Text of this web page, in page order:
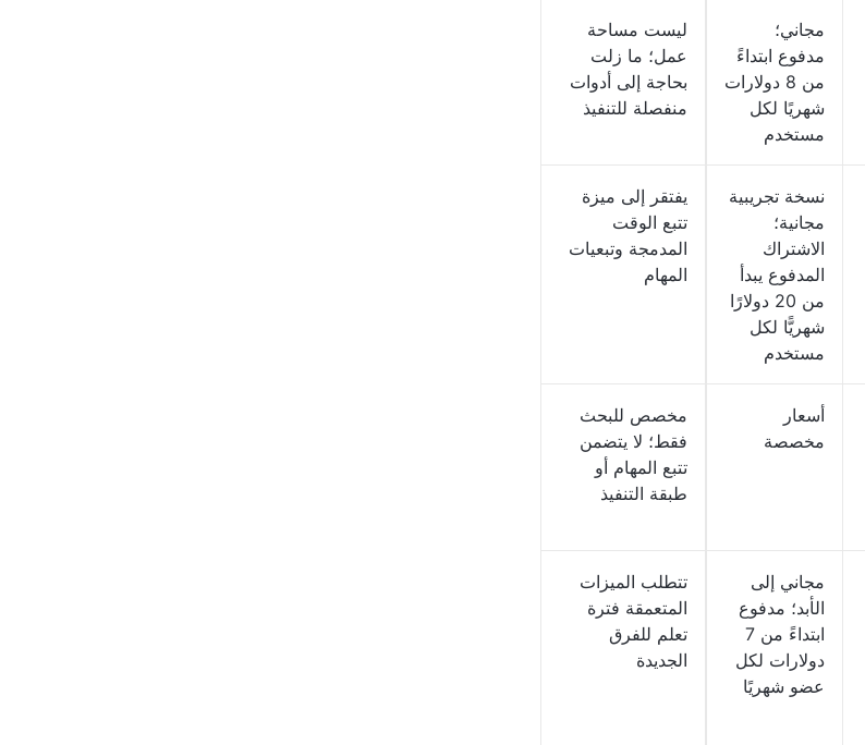
مجاني؛
مدفوع ابتداءً
من 8 دولارات
شهريًا لكل
مستخدم
ليست مساحة
عمل؛ ما زلت
بحاجة إلى أدوات
منفصلة للتنفيذ
نسخة تجريبية
مجانية؛
الاشتراك
المدفوع يبدأ
من 20 دولارًا
شهريًّا لكل
مستخدم
يفتقر إلى ميزة
تتبع الوقت
المدمجة وتبعيات
المهام
أسعار
مخصصة
مخصص للبحث
فقط؛ لا يتضمن
تتبع المهام أو
طبقة التنفيذ
مجاني إلى
الأبد؛ مدفوع
ابتداءً من 7
دولارات لكل
عضو شهريًا
تتطلب الميزات
المتعمقة فترة
تعلم للفرق
الجديدة